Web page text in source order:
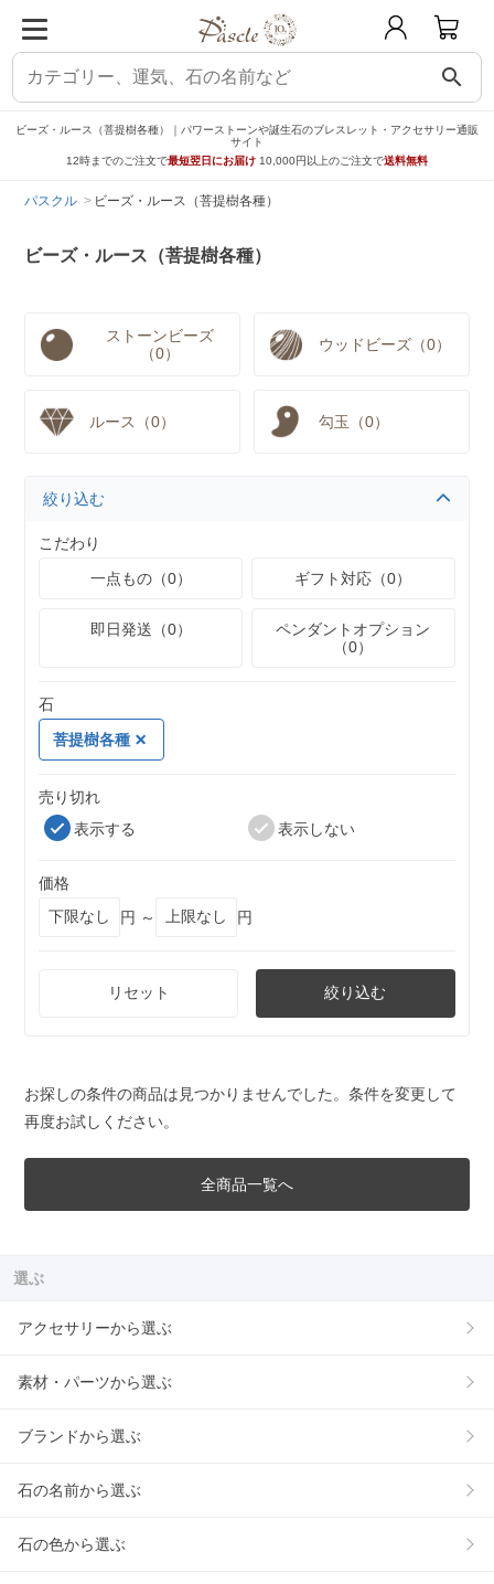
search
ビーズ・ルース（菩提樹各種）｜パワーストーンや誕生石のブレスレット・アクセサリー通販
サイト
12時までのご注文で最短翌日にお届け 10,000円以上のご注文で送料無料
パスクル ビーズ・ルース（菩提樹各種）
ビーズ・ルース（菩提樹各種）
ストーンビーズ
（0）
ウッドビーズ（0）
ルース（0） 勾玉（0）
絞り込む
こだわり
一点もの（0）
ギフト対応（0）
即日発送（0）
ペンダントオプション
（0）
石
菩提樹各種
売り切れ
表示する
表示しない
価格
円 ～
円
リセット 絞り込む
お探しの条件の商品は見つかりませんでした。条件を変更して
再度お試しください。
全商品一覧へ
選ぶ
アクセサリーから選ぶ
素材・パーツから選ぶ
ブランドから選ぶ
石の名前から選ぶ
石の色から選ぶ